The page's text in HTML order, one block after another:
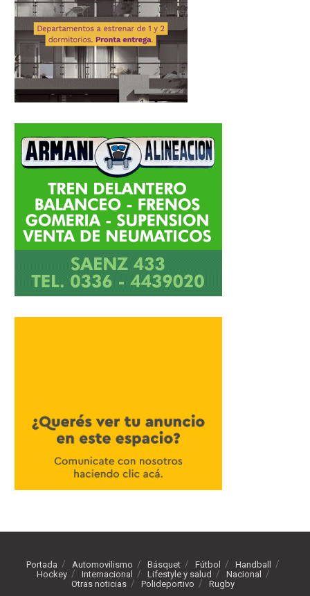
Portada Automovilismo Básquet Fútbol
Handball
Hockey
Internacional Lifestyle y salud
Nacional
Otras noticias
Polideportivo Rugby